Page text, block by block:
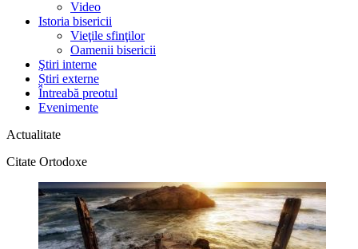
Video
Istoria bisericii
Vieţile sfinţilor
Oamenii bisericii
Ştiri interne
Știri externe
Întreabă preotul
Evenimente
Actualitate
Citate Ortodoxe